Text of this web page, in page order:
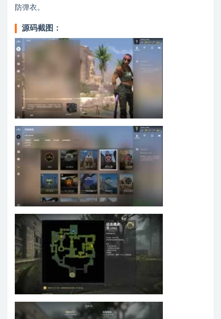
防弹衣。
源码截图：